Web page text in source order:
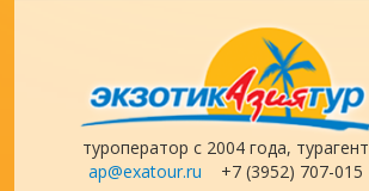
туроператор с 2004 года, турагент
ap@exatour.ru +7 (3952) 707-015